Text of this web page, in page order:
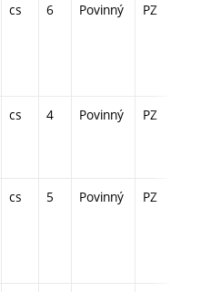
cs 6 Povinný PZ
cs 4 Povinný PZ
cs 5 Povinný PZ